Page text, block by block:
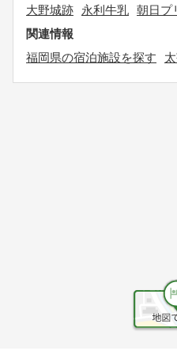
大野城跡
永利牛乳 朝日
関連情報
福岡県の宿泊施設を探す